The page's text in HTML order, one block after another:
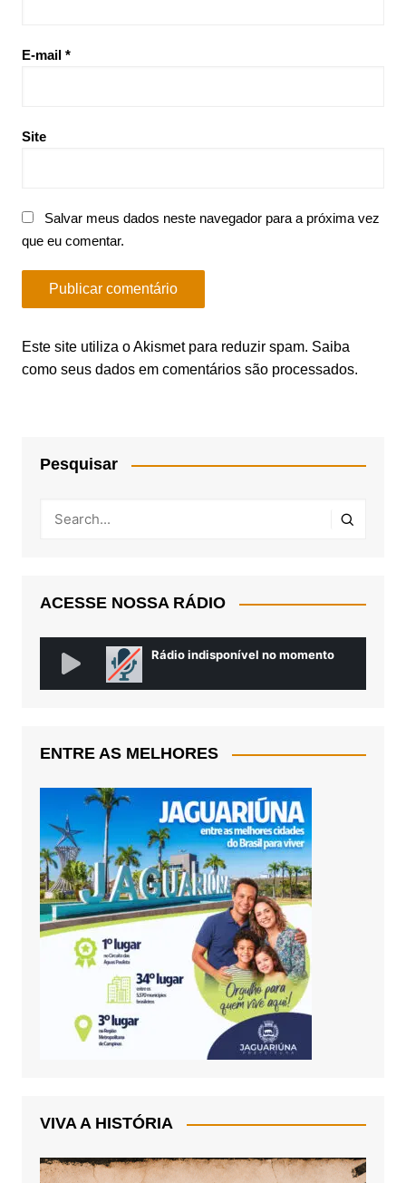
E-mail *
Site
Salvar meus dados neste navegador para a próxima vez
que eu comentar.
Este site utiliza o Akismet para reduzir spam. Saiba
como seus dados em comentários são processados.
Pesquisar
ACESSE NOSSA RÁDIO
ENTRE AS MELHORES
VIVA A HISTÓRIA